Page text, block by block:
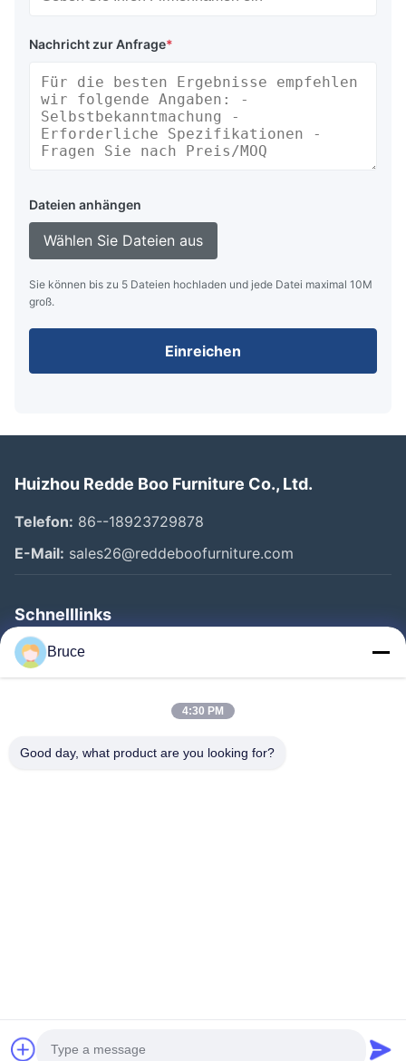
Nachricht zur Anfrage*
Dateien anhängen
Wählen Sie Dateien aus
Sie können bis zu 5 Dateien hochladen und jede Datei maximal 10M
groß.
Einreichen
Huizhou Redde Boo Furniture Co., Ltd.
Telefon: 86--18923729878
E-Mail: sales26@reddeboofurniture.com
Schnelllinks
Startseite
Produkte
Über Uns
©2025- Huizhou Redde Boo Furniture Co., Ltd.. . Alle Rechte vorbehalten.
Bruce
4:30 PM
Good day, what product are you looking for?